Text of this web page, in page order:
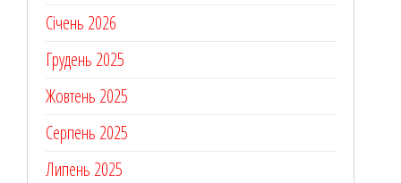
Січень 2026
Грудень 2025
Жовтень 2025
Серпень 2025
Липень 2025